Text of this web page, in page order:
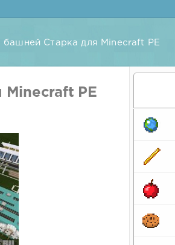
башней Старка для Minecraft PE
Minecraft PE